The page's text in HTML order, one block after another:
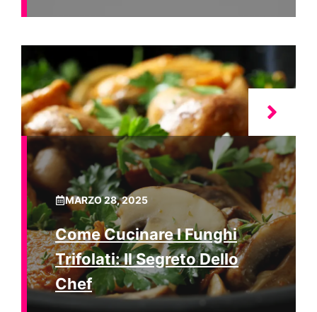
MARZO 28, 2025
Come Cucinare I Funghi
Trifolati: Il Segreto Dello
Chef